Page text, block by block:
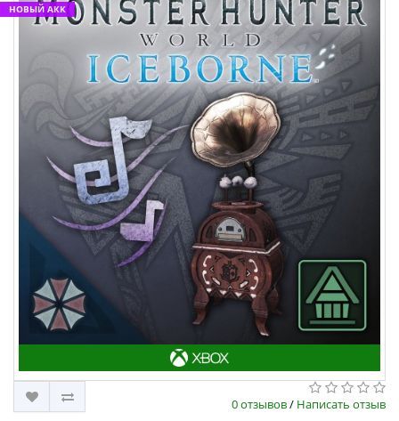
НОВЫЙ АКК
0 отзывов/ Написать отзыв